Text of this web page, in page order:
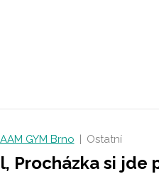
GYM Brno | Ostatní
Procházka si jde